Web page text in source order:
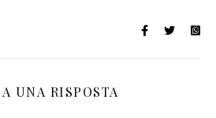
UNA RISPOSTA